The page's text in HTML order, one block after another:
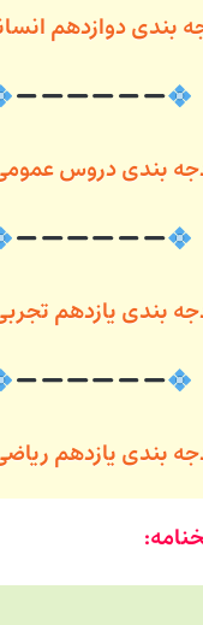
بندی دوازدهم
بندی دروس
بندی یازدهم
بندی یازدهم